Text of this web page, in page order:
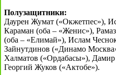
Полузащитники:
Даурен Жумат («Окжетпес»),
Караман (оба – «Женис»),
(оба – «Елимай»), Ислам
Зайнутдинов («Динамо
Халматов («Ордабасы»), Дамир
Георгий Жуков («Актобе»).